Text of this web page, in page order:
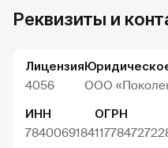
Реквизиты и
Лицензия
4056 ООО
ИНН
7840069184
ОГРН